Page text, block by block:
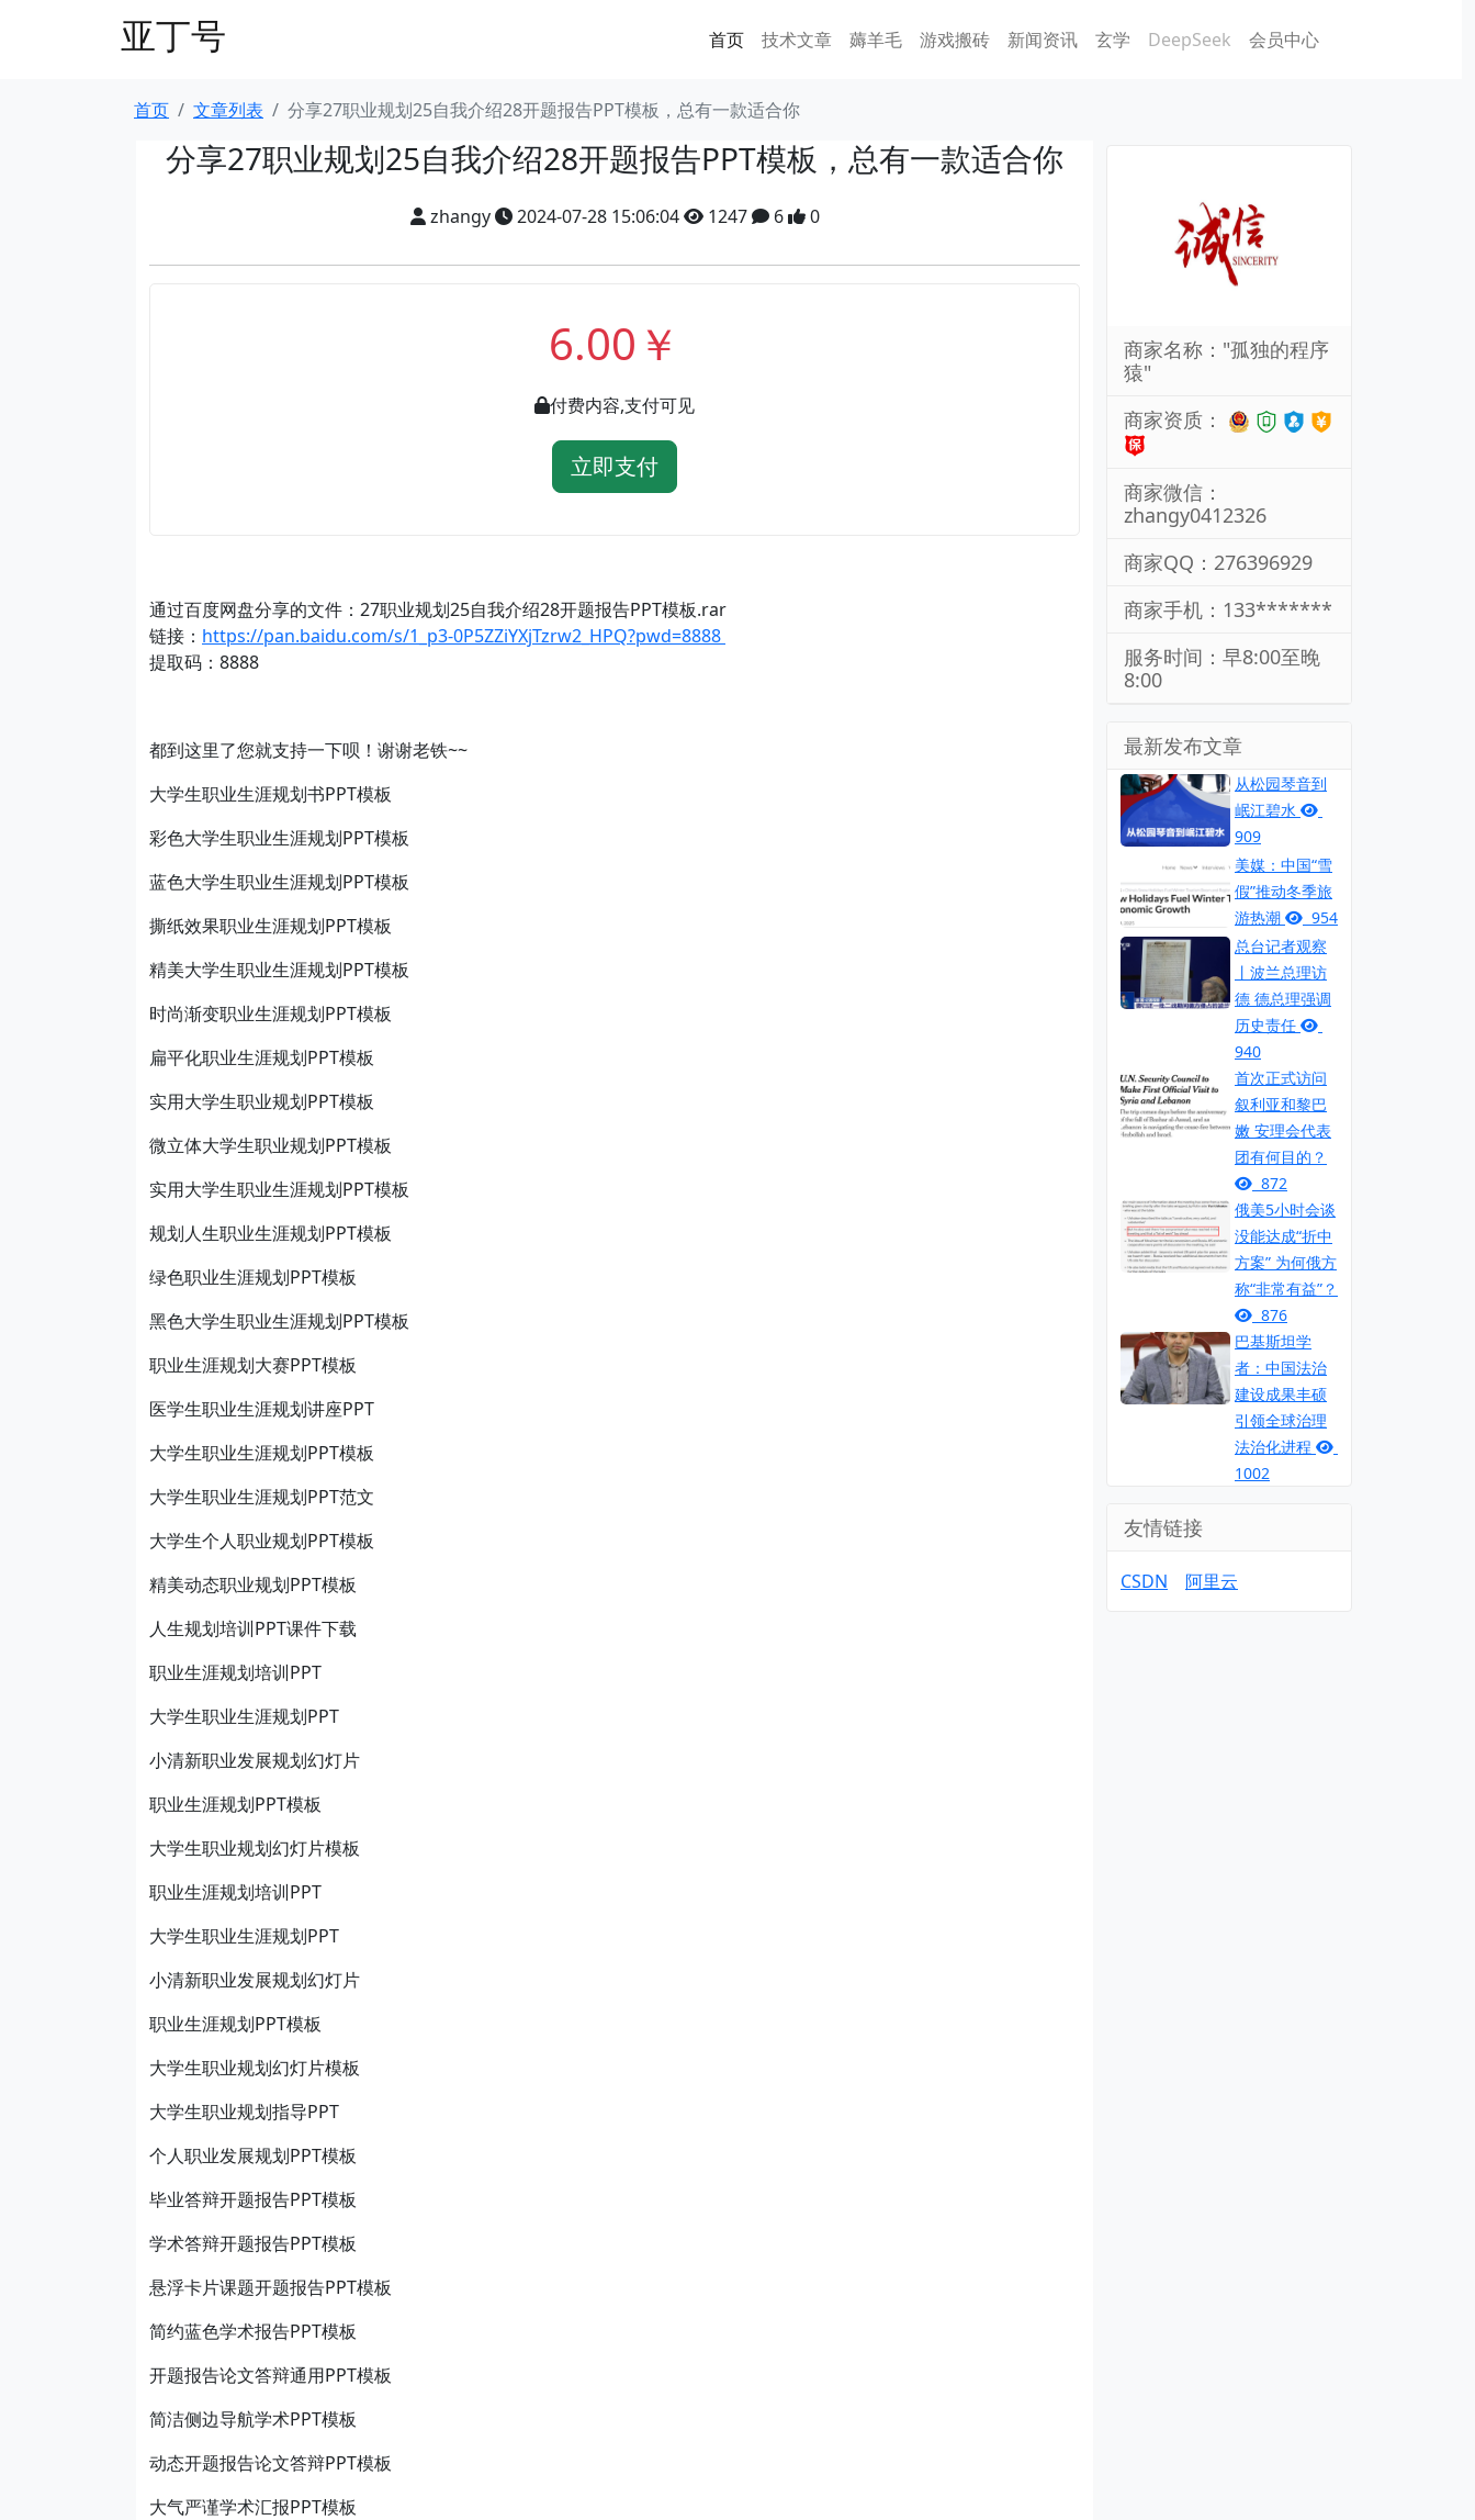
亚丁号 首页 技术文章 薅羊毛 游戏搬砖 新闻资讯 玄学 DeepSeek 会员中心
首页 文章列表 分享27职业规划25自我介绍28开题报告PPT模板，总有一款适合你
分享27职业规划25自我介绍28开题报告PPT模板，总有一款适合你
zhangy 2024-07-28 15:06:04 1247 6 0
6.00￥
付费内容,支付可见
立即支付
通过百度网盘分享的文件：27职业规划25自我介绍28开题报告PPT模板.rar
链接： https://pan.baidu.com/s/1_p3-0P5ZZiYXjTzrw2_HPQ?pwd=8888
提取码：8888
都到这里了您就支持一下呗！谢谢老铁~~
大学生职业生涯规划书PPT模板
彩色大学生职业生涯规划PPT模板
蓝色大学生职业生涯规划PPT模板
撕纸效果职业生涯规划PPT模板
精美大学生职业生涯规划PPT模板
时尚渐变职业生涯规划PPT模板
扁平化职业生涯规划PPT模板
实用大学生职业规划PPT模板
微立体大学生职业规划PPT模板
实用大学生职业生涯规划PPT模板
规划人生职业生涯规划PPT模板
绿色职业生涯规划PPT模板
黑色大学生职业生涯规划PPT模板
职业生涯规划大赛PPT模板
医学生职业生涯规划讲座PPT
大学生职业生涯规划PPT模板
大学生职业生涯规划PPT范文
大学生个人职业规划PPT模板
精美动态职业规划PPT模板
人生规划培训PPT课件下载
职业生涯规划培训PPT
大学生职业生涯规划PPT
小清新职业发展规划幻灯片
职业生涯规划PPT模板
大学生职业规划幻灯片模板
职业生涯规划培训PPT
大学生职业生涯规划PPT
小清新职业发展规划幻灯片
职业生涯规划PPT模板
大学生职业规划幻灯片模板
大学生职业规划指导PPT
个人职业发展规划PPT模板
毕业答辩开题报告PPT模板
学术答辩开题报告PPT模板
悬浮卡片课题开题报告PPT模板
简约蓝色学术报告PPT模板
开题报告论文答辩通用PPT模板
简洁侧边导航学术PPT模板
动态开题报告论文答辩PPT模板
大气严谨学术汇报PPT模板
商家名称："孤独的程序
猿"
商家资质：
商家微信：
zhangy0412326
商家QQ：276396929
商家手机：133*******
服务时间：早8:00至晚
8:00
最新发布文章
从松园琴音到
岷江碧水
909
美媒：中国“雪
假”推动冬季旅
游热潮
954
总台记者观察
丨波兰总理访
德 德总理强调
历史责任
940
首次正式访问
叙利亚和黎巴
嫩 安理会代表
团有何目的？
872
俄美5小时会谈
没能达成“折中
方案” 为何俄方
称“非常有益”？
876
巴基斯坦学
者：中国法治
建设成果丰硕
引领全球治理
法治化进程
1002
友情链接
CSDN 阿里云